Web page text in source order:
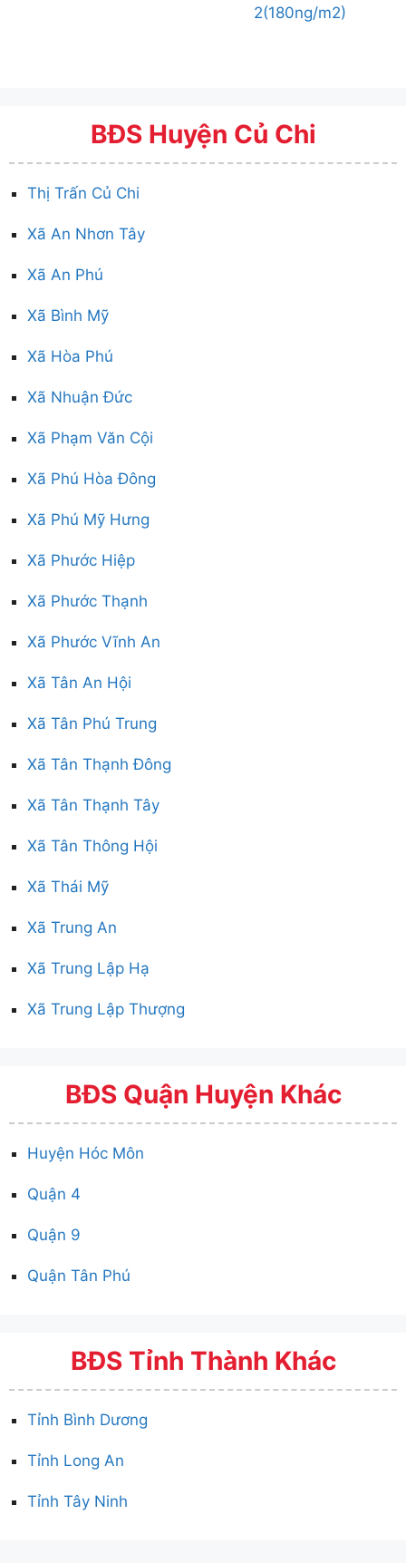
2(180ng/m2)
BĐS Huyện Củ Chi
Thị Trấn Củ Chi
Xã An Nhơn Tây
Xã An Phú
Xã Bình Mỹ
Xã Hòa Phú
Xã Nhuận Đức
Xã Phạm Văn Cội
Xã Phú Hòa Đông
Xã Phú Mỹ Hưng
Xã Phước Hiệp
Xã Phước Thạnh
Xã Phước Vĩnh An
Xã Tân An Hội
Xã Tân Phú Trung
Xã Tân Thạnh Đông
Xã Tân Thạnh Tây
Xã Tân Thông Hội
Xã Thái Mỹ
Xã Trung An
Xã Trung Lập Hạ
Xã Trung Lập Thượng
BĐS Quận Huyện Khác
Huyện Hóc Môn
Quận 4
Quận 9
Quận Tân Phú
BĐS Tỉnh Thành Khác
Tỉnh Bình Dương
Tỉnh Long An
Tỉnh Tây Ninh